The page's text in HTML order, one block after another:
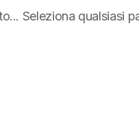
Seleziona qualsiasi